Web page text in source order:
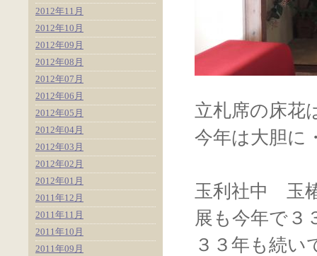
立札席の床花
今年は大胆に
玉利社中 玉
展も今年で３
３３年も続い
2012年11月
2012年10月
2012年09月
2012年08月
2012年07月
2012年06月
2012年05月
2012年04月
2012年03月
2012年02月
2012年01月
2011年12月
2011年11月
2011年10月
2011年09月